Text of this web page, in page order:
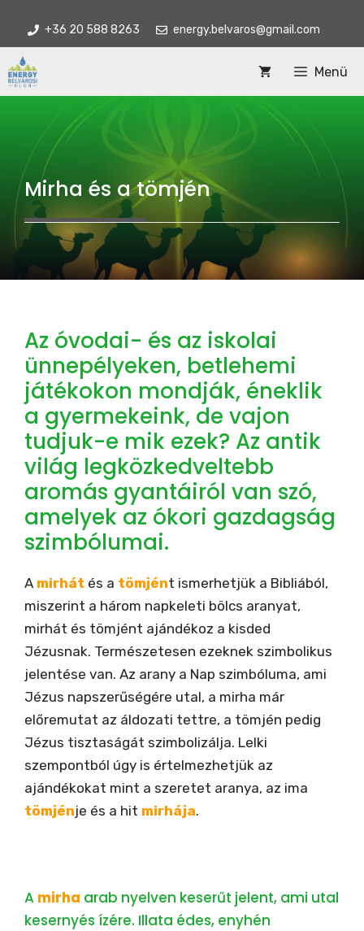
tartalomba
+36 20 588 8263 energy.belvaros@gmail.com
Menü
Mirha és a tömjén
Az óvodai- és az iskolai
ünnepélyeken, betlehemi
játékokon mondják, éneklik
a gyermekeink, de vajon
tudjuk-e mik ezek? Az antik
világ legközkedveltebb
aromás gyantáiról van szó,
amelyek az ókori gazdagság
szimbólumai.
A mirhát és a tömjént ismerhetjük a Bibliából,
miszerint a három napkeleti bölcs aranyat,
mirhát és tömjént ajándékoz a kisded
Jézusnak. Természetesen ezeknek szimbolikus
jelentése van. Az arany a Nap szimbóluma, ami
Jézus napszerűségére utal, a mirha már
előremutat az áldozati tettre, a tömjén pedig
Jézus tisztaságát szimbolizálja. Lelki
szempontból úgy is értelmezhetjük az
ajándékokat mint a szeretet aranya, az ima
tömjénje és a hit mirhája.
A mirha arab nyelven keserűt jelent, ami utal
kesernyés ízére. Illata édes, enyhén